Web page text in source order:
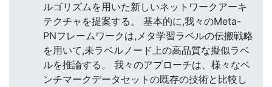
ルゴリズムを用いた新しいネットワークアーキ
テクチャを提案する。 基本的に,我々のMeta-
PNフレームワークは,メタ学習ラベルの伝搬戦略
を用いて,未ラベルノード上の高品質な擬似ラベ
ルを推論する。 我々のアプローチは、様々なベ
ンチマークデータセットの既存の技術と比較し